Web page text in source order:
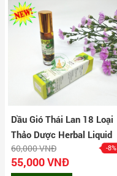
Dầu Gió Thái Lan 18 Loại
Thảo Dược Herbal Liquid
Balm Yatim Brand
60,000 VNĐ -8%
55,000 VNĐ